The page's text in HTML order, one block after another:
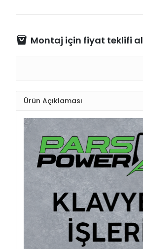
Montaj için fiyat teklifi al
Ürün Açıklaması